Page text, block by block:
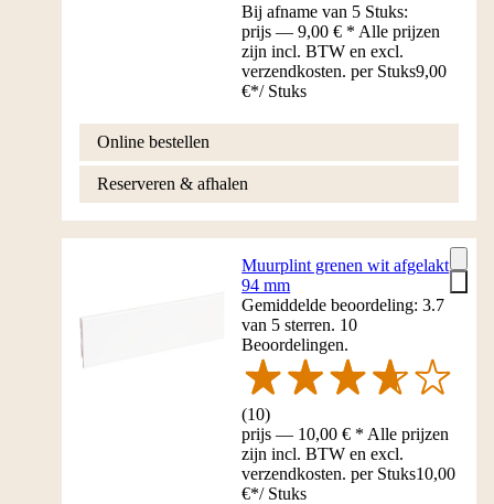
Bij afname van 5 Stuks:
prijs — 9,00 € * Alle prijzen
zijn incl. BTW en excl.
verzendkosten. per Stuks9,00
€*/ Stuks
Online bestellen
Reserveren & afhalen
Muurplint grenen wit afgelakt
94 mm
Gemiddelde beoordeling: 3.7
van 5 sterren. 10
Beoordelingen.
(10)
prijs — 10,00 € * Alle prijzen
zijn incl. BTW en excl.
verzendkosten. per Stuks10,00
€*/ Stuks